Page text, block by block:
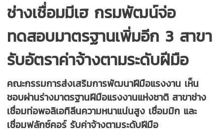
ช่างเชื่อมมีเฮ กรมพัฒน์จ่อ
ทดสอบมาตรฐานเพิ่มอีก 3 สาขา
รับอัตราค่าจ้างตามระดับฝีมือ
คณะกรรมการส่งเสริมการพัฒนาฝีมือแรงงาน เห็น
ชอบผ่านร่างมาตรฐานฝีมือแรงงานแห่งชาติ สาขาช่าง
เชื่อมท่อพอลิเอทิลีนความหนาแน่นสูง เชื่อมมิก และ
เชื่อมฟลักซ์คอร์ รับค่าจ้างตามระดับฝีมือ